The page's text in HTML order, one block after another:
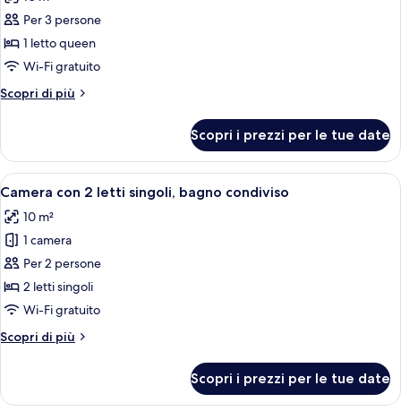
foto
per
Camera
doppia,
bagno
Per 3 persone
1 letto queen
Wi-Fi gratuito
Scopri di più
Altri
doppia,
bagno
condiviso
Scopri i prezzi per le tue date
Apri
tutte
le
foto
per
Camera
con
letti
Camera d'albergo con due letti, una
4
Camera con 2 letti singoli, bagno condiviso
10 m²
1 camera
Per 2 persone
2 letti singoli
Wi-Fi gratuito
Scopri di più
Altri
con
Scopri i prezzi per le tue date